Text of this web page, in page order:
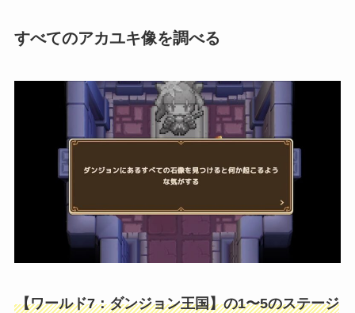
すべてのアカユキ像を調べる
【ワールド7：ダンジョン王国】の1〜5のステージ